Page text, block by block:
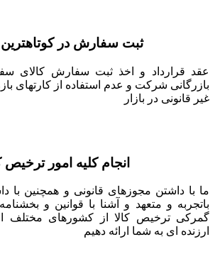
ثبت سفارش در
عقد قرارداد و اخذ ثبت سفارش کالای
بازرگانی شرکت و عدم استفاده از کارتهای
غیر قانونی در بازار
انجام کلیه امور ترخیص
ما با داشتن مجوزهای قانونی و همچنین با
باتجربه و متعهد و آشنا با قوانین و
گمرکی ترخیص کالا از کشورهای مختلف
ارزنده ای به شما ارائه دهیم